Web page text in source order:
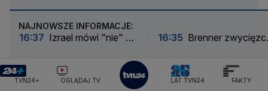
NAJNOWSZE INFORMACJE:
16:37 Izrael mówi "nie" dla
16:35 Brenner
Wieliczce
TVN24+ OGLĄDAJ TV LAT TVN24 FAKTY